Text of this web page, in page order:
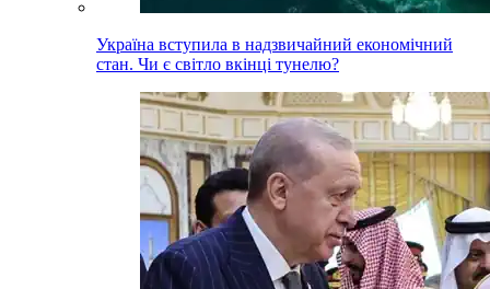
Україна вступила в надзвичайний економічний
стан. Чи є світло вкінці тунелю?